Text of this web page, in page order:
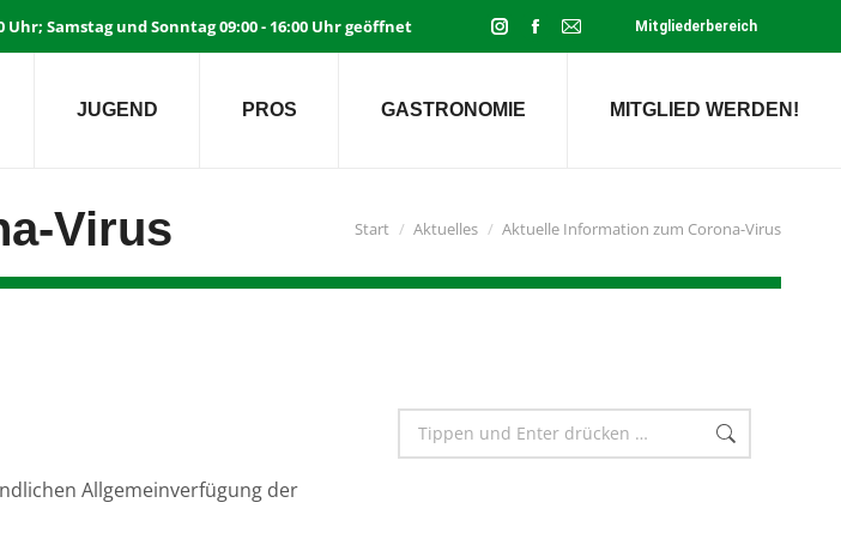
Uhr; Samstag und Sonntag 09:00 - 16:00 Uhr geöffnet
Instagram
opens
Facebook
E-
page
window
Mitgliederbereich
JUGEND PROS GASTRONOMIE MITGLIED WERDEN!
Virus Sie befinden sich hier:
Start Aktuelles Aktuelle Information zum Corona-Virus
Allgemeinverfügung der
Search: